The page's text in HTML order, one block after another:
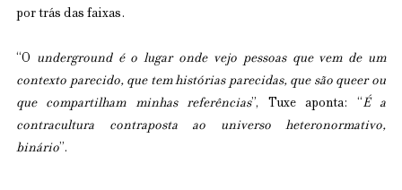
por trás das faixas.
“O underground é o lugar onde vejo pessoas que vem de um
contexto parecido, que tem histórias parecidas, que são queer ou
que compartilham minhas referências”, Tuxe aponta: “
É a
contracultura contraposta ao universo heteronormativo,
binário”.